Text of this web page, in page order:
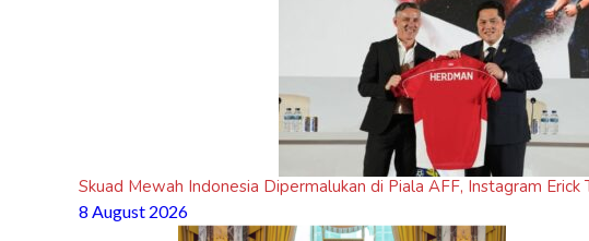
Skuad Mewah Indonesia Dipermalukan di Piala AFF, Instagram
8 August 2026